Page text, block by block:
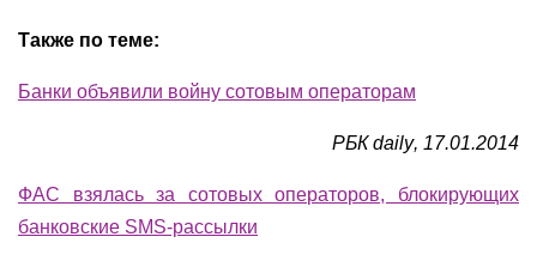
Также по теме:
Банки объявили войну сотовым операторам
РБКdaily, 17.01.2014
ФАС взялась за сотовых операторов, блокирующих
банковские SMS-рассылки